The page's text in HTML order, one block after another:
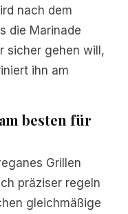
nach dem
die Marinade
sicher gehen will,
ihn am
besten für
Grillen
präziser regeln
gleichmäßige